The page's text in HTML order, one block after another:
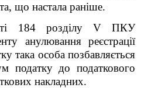
що настала раніше.
184 розділу V ПКУ
анулювання реєстрації
така особа позбавляється
податку до податкового
накладних.